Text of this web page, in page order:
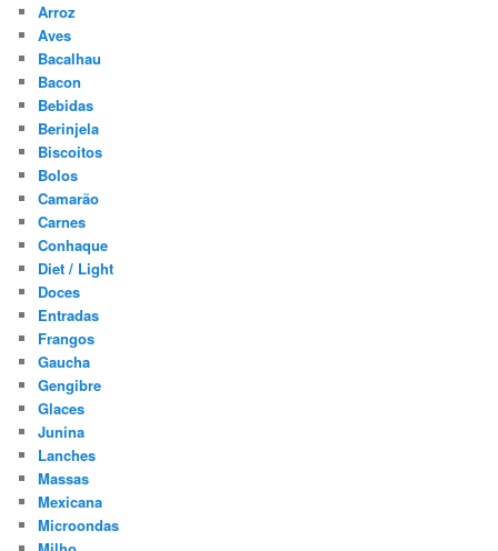
Arroz
Aves
Bacalhau
Bacon
Bebidas
Berinjela
Biscoitos
Bolos
Camarão
Carnes
Conhaque
Diet / Light
Doces
Entradas
Frangos
Gaucha
Gengibre
Glaces
Junina
Lanches
Massas
Mexicana
Microondas